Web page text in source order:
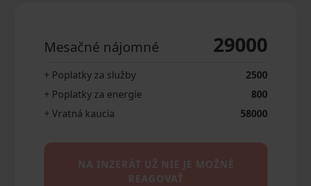
Mesačné nájomné 29000
+ Poplatky za služby
2500
+ Poplatky za energie
800
+ Vratná kaucia
58000
NA INZERÁT UŽ NIE JE MOŽNÉ
REAGOVAŤ